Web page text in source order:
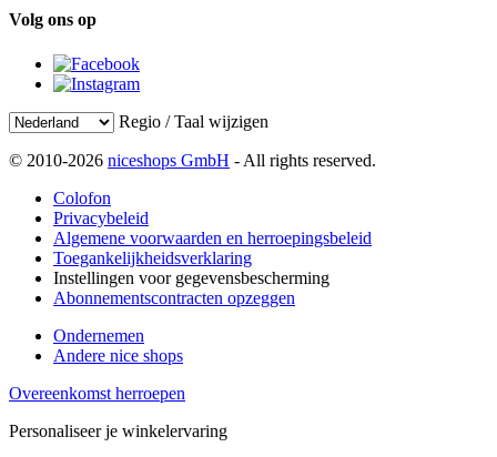
Volg ons op
Regio / Taal wijzigen
© 2010-2026 niceshops GmbH - All rights reserved.
Colofon
Privacybeleid
Algemene voorwaarden en herroepingsbeleid
Toegankelijkheidsverklaring
Instellingen voor gegevensbescherming
Abonnementscontracten opzeggen
Ondernemen
Andere nice shops
Overeenkomst herroepen
Personaliseer je winkelervaring